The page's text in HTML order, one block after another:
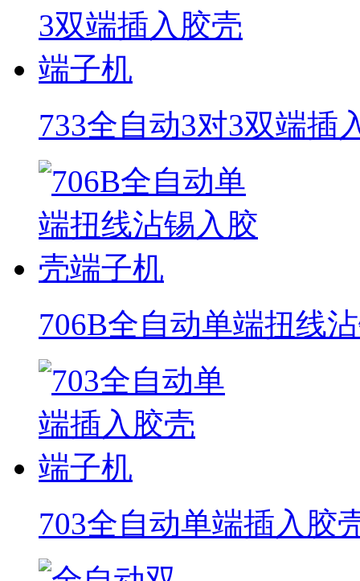
733全自动3对3双端插
706B全自动单端扭线
703全自动单端插入胶